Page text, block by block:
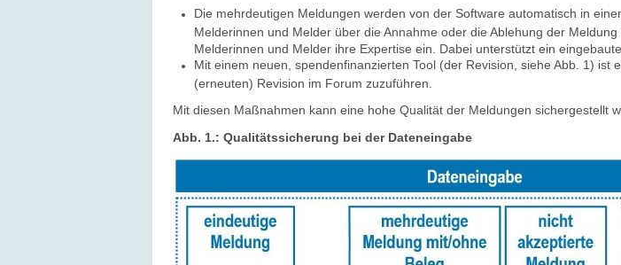
Die mehrdeutigen Meldungen werden von der Software automatisch in
Melderinnen und Melder über die Annahme oder die Ablehung der
Melderinnen und Melder ihre Expertise ein. Dabei unterstützt ein
Mit einem neuen, spendenfinanzierten Tool (der Revision, siehe Abb. 1)
(erneuten) Revision im Forum zuzuführen.
Mit diesen Maßnahmen kann eine hohe Qualität der Meldungen sichergestellt
Abb. 1.: Qualitätssicherung bei der Dateneingabe